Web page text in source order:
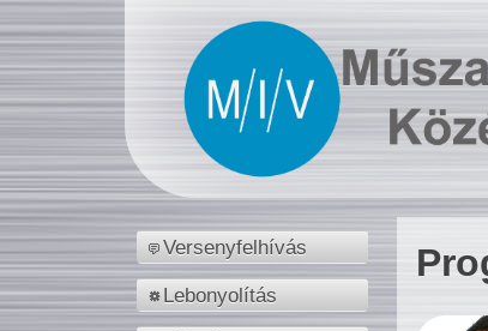
Versenyfelhívás
Lebonyolítás